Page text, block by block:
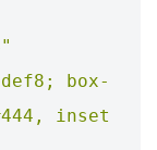
box-
inset